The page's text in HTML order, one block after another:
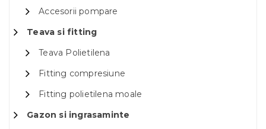
Accesorii pompare
Teava si fitting
Teava Polietilena
Fitting compresiune
Fitting polietilena moale
Gazon si ingrasaminte